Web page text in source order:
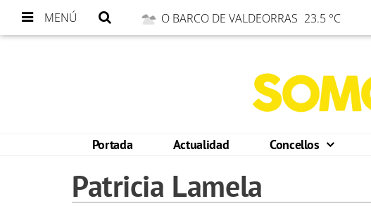
MENÚ O BARCO DE VALDEORRAS 23.5 °C
Portada Actualidad Concellos
Patricia Lamela